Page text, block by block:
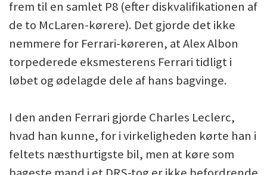
frem til en samlet P8 (efter diskvalifikationen af
de to McLaren-kørere). Det gjorde det ikke
nemmere for Ferrari-køreren, at Alex Albon
torpederede eksmesterens Ferrari tidligt i
løbet og ødelagde dele af hans bagvinge.
I den anden Ferrari gjorde Charles Leclerc,
hvad han kunne, for i virkeligheden kørte han i
feltets næsthurtigste bil, men at køre som